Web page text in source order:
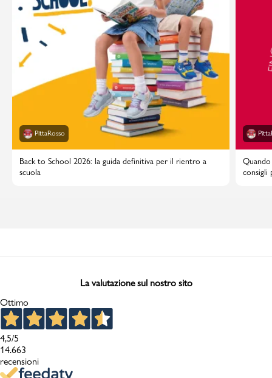
PittaRosso
Back to School 2026: la guida definitiva per il rientro a
scuola
consigli
La valutazione sul nostro sito
Ottimo
4,5/5
14.663
recensioni